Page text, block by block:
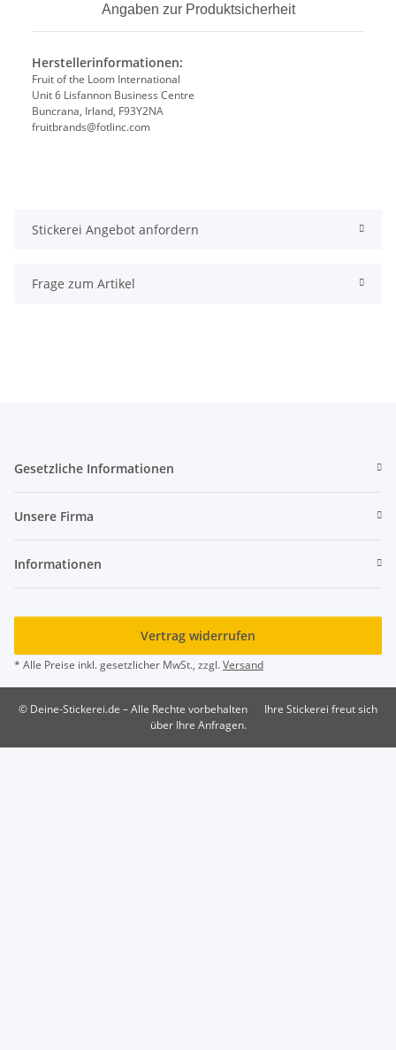
Angaben zur Produktsicherheit
Herstellerinformationen:
Fruit of the Loom International
Unit 6 Lisfannon Business Centre
Buncrana, Irland, F93Y2NA
fruitbrands@fotlinc.com
Stickerei Angebot anfordern
Frage zum Artikel
Gesetzliche Informationen
Unsere Firma
Informationen
Vertrag widerrufen
* Alle Preise inkl. gesetzlicher MwSt., zzgl.Versand
© Deine-Stickerei.de – Alle Rechte vorbehalten
Ihre Stickerei freut sich
über Ihre Anfragen.